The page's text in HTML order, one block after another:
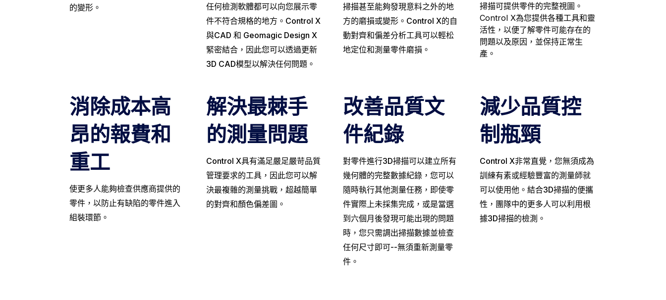
的變形。
任何檢測軟體都可以向您展示零
件不符合規格的地方。Control X
與CAD 和 Geomagic Design X
緊密結合，因此您可以透過更新
3D CAD模型以解決任何問題。
掃描甚至能夠發現意料之外的地
方的磨損或變形。Control X的自
動對齊和偏差分析工具可以輕松
地定位和測量零件磨損。
掃描可提供零件的完整視圖。
Control X為您提供各種工具和靈
活性，以便了解零件可能存在的
問題以及原因，並保持正常生
產。
消除成本高
昂的報費和
重工
使更多人能夠檢查供應商提供的
零件，以防止有缺陷的零件進入
組裝環節。
解決最棘手
的測量問題
Control X具有滿足嚴足嚴苛品質
管理要求的工具，因此您可以解
決最複雜的測量挑戰，超越簡單
的對齊和顏色偏差圖。
改善品質文
件紀錄
對零件進行3D掃描可以建立所有
幾何體的完整數據紀錄，您可以
隨時執行其他測量任務，即使零
件實際上未採集完成，或是當選
到六個月後發現可能出現的問題
時，您只需調出掃描數據並檢查
任何尺寸即可--無須重新測量零
件。
減少品質控
制瓶頸
Control X非常直覺，您無須成為
訓練有素或經驗豐富的測量師就
可以使用他。結合3D掃描的便攜
性，團隊中的更多人可以利用根
據3D掃描的檢測。